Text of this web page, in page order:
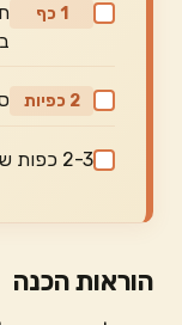
1 כף
2 כפיות
2-3 כפות שומשום
הוראות הכנה